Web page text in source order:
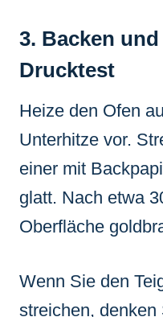
3. Backen
Drucktest
Heize den Ofen
Unterhitze vor.
einer mit
glatt. Nach etwa
Oberfläche
Wenn Sie den
streichen, denken